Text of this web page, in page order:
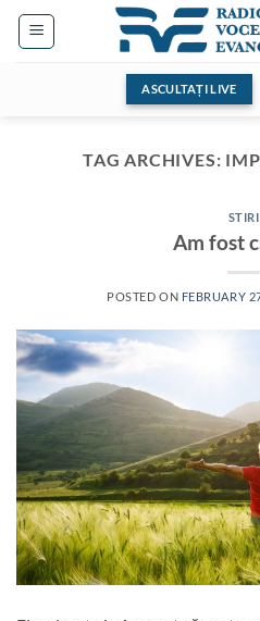
Skip
ASCULTAȚI LIVE
TAG ARCHIVES:
STIRI
Am fost
POSTED ON FEBRUARY